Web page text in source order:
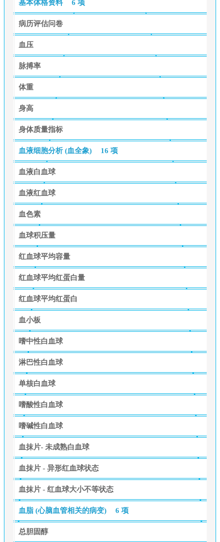
基本体格资料 6 项
病历评估问卷
血压
脉搏率
体重
身高
身体质量指标
血液细胞分析 (血全象) 16 项
血液白血球
血液红血球
血色素
血球积压量
红血球平均容量
红血球平均红蛋白量
红血球平均红蛋白
血小板
嗜中性白血球
淋巴性白血球
单核白血球
嗜酸性白血球
嗜碱性白血球
血抹片- 未成熟白血球
血抹片 - 异形红血球状态
血抹片 - 红血球大小不等状态
血脂 (心脑血管相关的病变) 6 项
总胆固醇